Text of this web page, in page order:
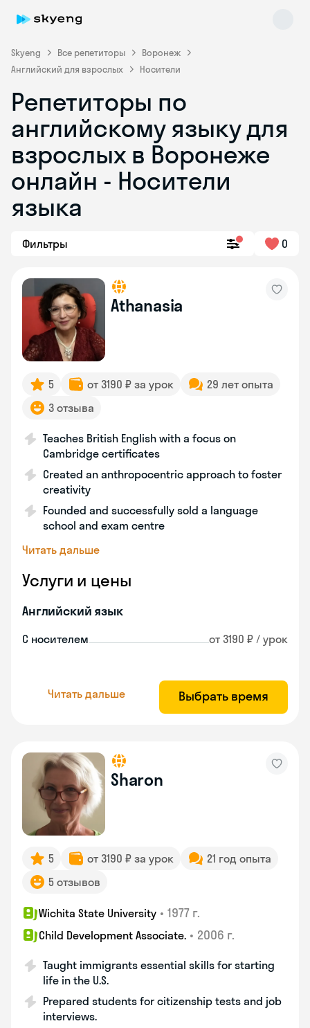
Skyeng Все репетиторы
Воронеж
Английский для взрослых
Носители
Репетиторы по
английскому языку для
взрослых в Воронеже
онлайн - Носители
языка
Фильтры 0
Athanasia
5 от 3190 ₽ за урок
29 лет опыта
3 отзыва
Teaches British English with a focus on
Cambridge certificates
Created an anthropocentric approach to foster
creativity
Founded and successfully sold a language
school and exam centre
Читать дальше
Услуги и цены
Английский язык
С носителем от 3190 ₽ / урок
Читать дальше Выбрать время
Sharon
5 от 3190 ₽ за урок
21 год опыта
5 отзывов
Wichita State University • 1977 г.
Child Development Associate. • 2006 г.
Taught immigrants essential skills for starting
life in the U.S.
Prepared students for citizenship tests and job
interviews.
Skyeng Chat